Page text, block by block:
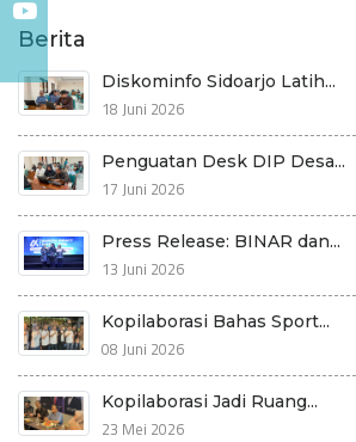
Berita
Diskominfo Sidoarjo Latih...
18 Juni 2026
Penguatan Desk DIP Desa...
17 Juni 2026
Press Release: BINAR dan...
13 Juni 2026
Kopilaborasi Bahas Sport...
08 Juni 2026
Kopilaborasi Jadi Ruang...
23 Mei 2026